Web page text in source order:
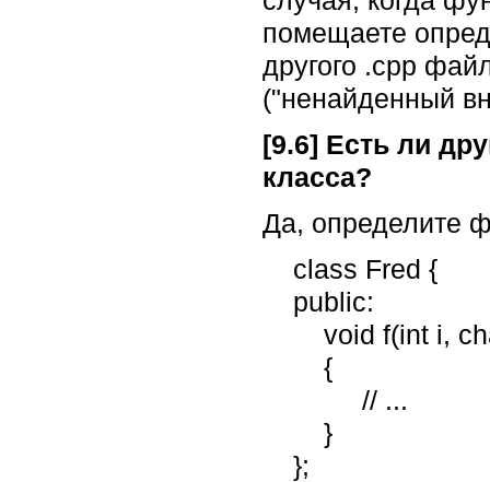
помещаете
другого .cpp
("ненайденный
[9.6] Есть ли
класса?
Да, определите
    };